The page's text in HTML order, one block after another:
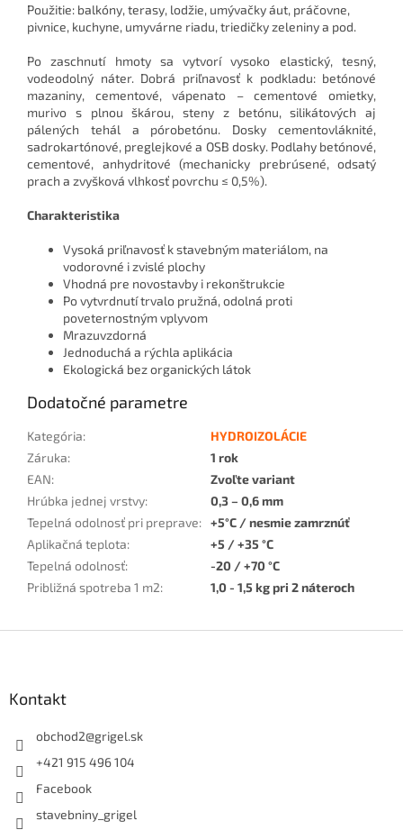
Použitie: balkóny, terasy, lodžie, umývačky áut, práčovne,
pivnice, kuchyne, umyvárne riadu, triedičky zeleniny a pod.
Po zaschnutí hmoty sa vytvorí vysoko elastický, tesný,
vodeodolný náter. Dobrá priľnavosť k podkladu: betónové
mazaniny, cementové, vápenato – cementové omietky,
murivo s plnou škárou, steny z betónu, silikátových aj
pálených tehál a pórobetónu. Dosky cementovláknité,
sadrokartónové, preglejkové a OSB dosky. Podlahy betónové,
cementové, anhydritové (mechanicky prebrúsené, odsatý
prach a zvyšková vlhkosť povrchu ≤ 0,5%).
Charakteristika
Vysoká priľnavosť k stavebným materiálom, na
vodorovné i zvislé plochy
Vhodná pre novostavby i rekonštrukcie
Po vytvrdnutí trvalo pružná, odolná proti
poveternostným vplyvom
Mrazuvzdorná
Jednoduchá a rýchla aplikácia
Ekologická bez organických látok
Dodatočné parametre
Kategória:
HYDROIZOLÁCIE
Záruka:
1 rok
EAN:
Zvoľte variant
Hrúbka jednej vrstvy:
0,3 – 0,6 mm
Tepelná odolnosť pri preprave: +5°C / nesmie zamrznúť
Aplikačná teplota:
+5 / +35 °C
Tepelná odolnosť:
-20 / +70 °C
Približná spotreba 1 m2: 1,0 - 1,5 kg pri 2 náteroch
Kontakt
obchod2@grigel.sk
+421 915 496 104
Facebook
stavebniny_grigel